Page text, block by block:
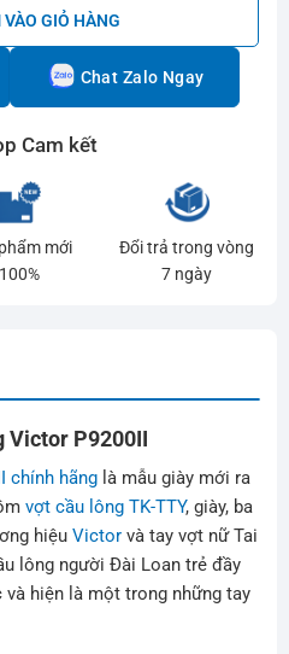
GIỎ HÀNG
Chat Zalo Ngay
Cam kết
mới
100%
Đổi trả trong vòng
7 ngày
Victor P9200II
chính hãnglà mẫu giày mới ra
vợt cầu lông TK-TTY, giày, ba
hiệu Victorvà tay vợt nữ Tai
lông người Đài Loan trẻ đầy
hiện là một trong những tay